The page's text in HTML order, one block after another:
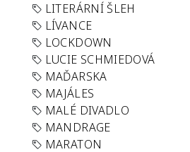
LITERÁRNÍ ŠLEH
LÍVANCE
LOCKDOWN
LUCIE SCHMIEDOVÁ
MAĎARSKA
MAJÁLES
MALÉ DIVADLO
MANDRAGE
MARATON